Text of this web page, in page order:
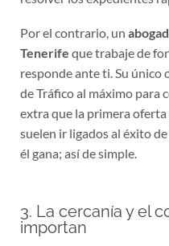
Por el contrario, un
Tenerife que trabaje de
responde ante ti. Su único
de Tráfico al máximo para
extra que la primera
suelen ir ligados al éxito
él gana; así de simple.
3. La cercanía y el
importan